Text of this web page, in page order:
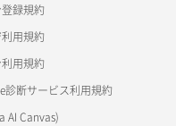
（ローカルネットワーク用）
（ローカルネットワーク用）
取得
トアップロード(DLO)
録規約
用規約
用規約
診断サービス利用規約
AI Canvas)